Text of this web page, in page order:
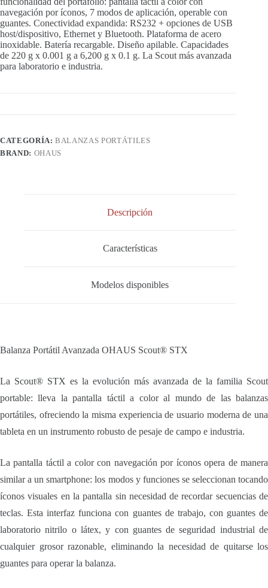
navegación por íconos, 7 modos de aplicación, operable con
guantes. Conectividad expandida: RS232 + opciones de USB
host/dispositivo, Ethernet y Bluetooth. Plataforma de acero
inoxidable. Batería recargable. Diseño apilable. Capacidades
de 220 g x 0.001 g a 6,200 g x 0.1 g. La Scout más avanzada
para laboratorio e industria.
CATEGORÍA:BALANZAS PORTÁTILES
BRAND: OHAUS
Descripción
Características
Modelos disponibles
Balanza Portátil Avanzada OHAUS Scout® STX
La Scout® STX es la evolución más avanzada de la familia Scout
portable: lleva la pantalla táctil a color al mundo de las balanzas
portátiles, ofreciendo la misma experiencia de usuario moderna de una
tableta en un instrumento robusto de pesaje de campo e industria.
La pantalla táctil a color con navegación por íconos opera de manera
similar a un smartphone: los modos y funciones se seleccionan tocando
íconos visuales en la pantalla sin necesidad de recordar secuencias de
teclas. Esta interfaz funciona con guantes de trabajo, con guantes de
laboratorio nitrilo o látex, y con guantes de seguridad industrial de
cualquier grosor razonable, eliminando la necesidad de quitarse los
guantes para operar la balanza.